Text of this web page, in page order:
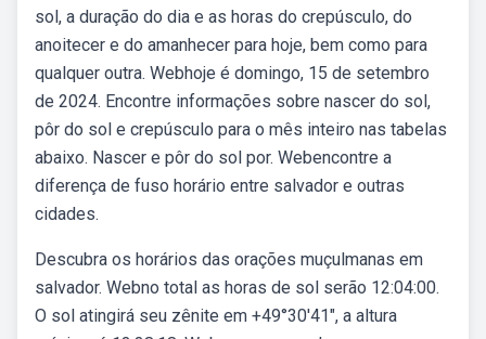
sol, a duração do dia e as horas do crepúsculo, do
anoitecer e do amanhecer para hoje, bem como para
qualquer outra. Webhoje é domingo, 15 de setembro
de 2024. Encontre informações sobre nascer do sol,
pôr do sol e crepúsculo para o mês inteiro nas tabelas
abaixo. Nascer e pôr do sol por. Webencontre a
diferença de fuso horário entre salvador e outras
cidades.
Descubra os horários das orações muçulmanas em
salvador. Webno total as horas de sol serão 12:04:00.
O sol atingirá seu zênite em +49°30′41″, a altura